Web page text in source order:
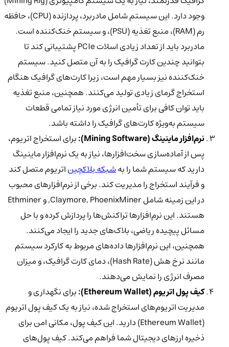
وجود دارد. این سیستم شامل مادربرد، پردازنده (CPU)، حافظه
رم (RAM)، منبع تغذیه (PSU)، و سیستم خنک‌کننده است.
مادربرد باید از تعداد زیادی اسلات PCIe پشتیبانی کند تا
بتوانید چندین کارت گرافیک را به آن متصل کنید. سیستم
خنک‌کننده نیز بسیار مهم است، زیرا کارت‌های گرافیک هنگام
استخراج گرمای زیادی تولید می‌کنند. همچنین، منبع تغذیه
باید توان کافی برای تأمین انرژی مورد نیاز تمامی قطعات
سیستم به‌ویژه کارت‌های گرافیک را داشته باشد.
نرم‌افزار ماینینگ (Mining Software):
برای استخراج اتریوم،
پس از آماده‌سازی سخت‌افزارها، نیاز به یک نرم‌افزار ماینینگ
دارید که سیستم شما را بهشبکه بلاکچیناتریوم متصل کند
و فرآیند استخراج را مدیریت کند. برخی از نرم‌افزارهای محبوب
در این زمینه شامل Claymore, PhoenixMiner, و Ethminer
هستند. این نرم‌افزارها تراکنش‌ها را پردازش کرده و با حل
مسائل پیچیده ریاضی، بلاک‌های جدید را ایجاد می‌کنند.
همچنین، این نرم‌افزارها داده‌های مربوط به کارکرد سیستم
مانند نرخ هش (Hash Rate)، دمای کارت گرافیک، و میزان
مصرف انرژی را نمایش می‌دهند.
کیف پول اتریوم (Ethereum Wallet):
برای نگهداری و
مدیریت اتریوم‌های استخراج شده، نیاز به یک کیف پول اتریوم
(Ethereum Wallet) دارید. این کیف پول، مکانی امن برای
ذخیره ارزهای دیجیتال شما فراهم می‌کند. کیف پول‌های